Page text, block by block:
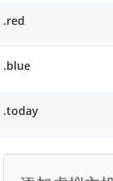
.red
.blue
.today